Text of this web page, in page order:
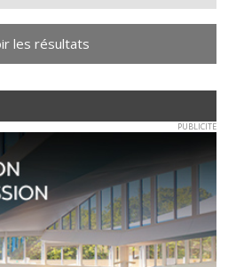
les résultats
PUBLICITE